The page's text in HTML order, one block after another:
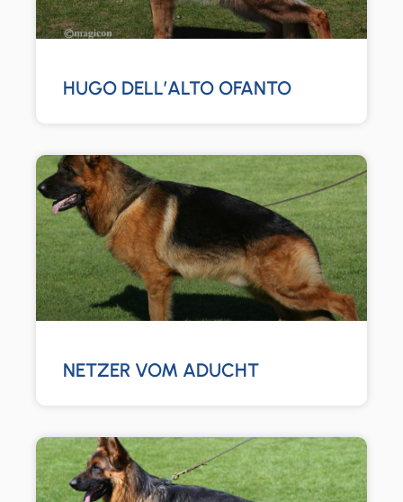
HUGO DELL’ALTO OFANTO
NETZER VOM ADUCHT